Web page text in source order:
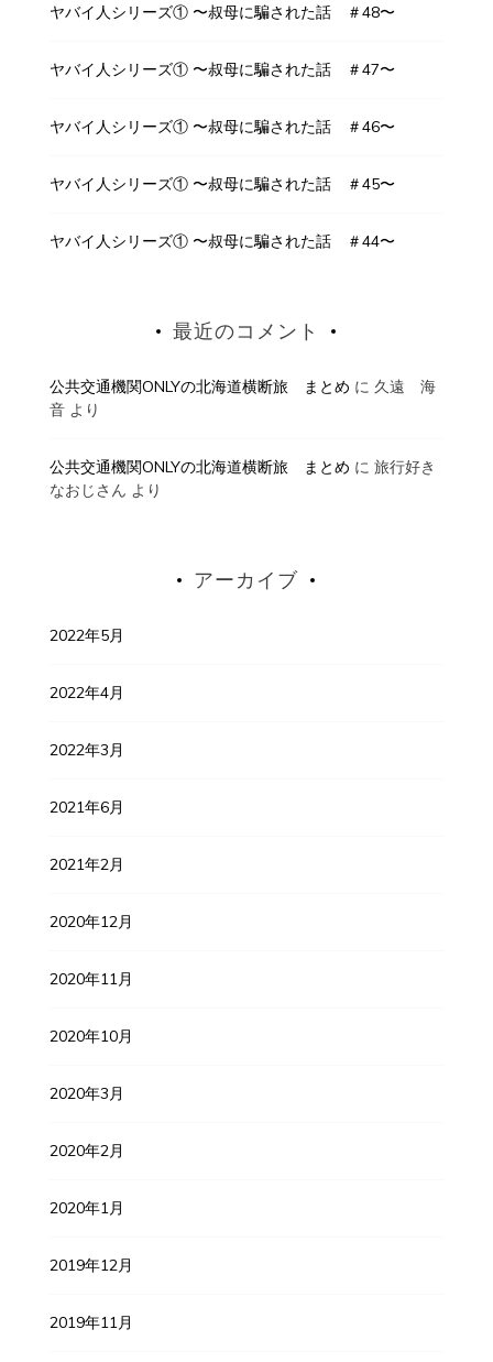
ヤバイ人シリーズ① 〜叔母に騙された話 ＃48〜
ヤバイ人シリーズ① 〜叔母に騙された話 ＃47〜
ヤバイ人シリーズ① 〜叔母に騙された話 ＃46〜
ヤバイ人シリーズ① 〜叔母に騙された話 ＃45〜
ヤバイ人シリーズ① 〜叔母に騙された話 ＃44〜
最近のコメント
公共交通機関ONLYの北海道横断旅 まとめ に 久遠 海
音より
公共交通機関ONLYの北海道横断旅 まとめ に 旅行好き
なおじさん より
アーカイブ
2022年5月
2022年4月
2022年3月
2021年6月
2021年2月
2020年12月
2020年11月
2020年10月
2020年3月
2020年2月
2020年1月
2019年12月
2019年11月